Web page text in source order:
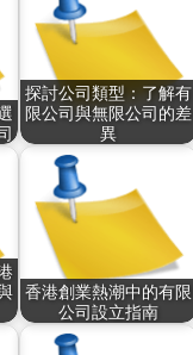
探討公司類型：了解有
限公司與無限公司的差
異
香港創業熱潮中的有限
公司設立指南